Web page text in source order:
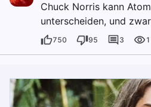
Chuck Norris kann
unterscheiden, und
750 95 3